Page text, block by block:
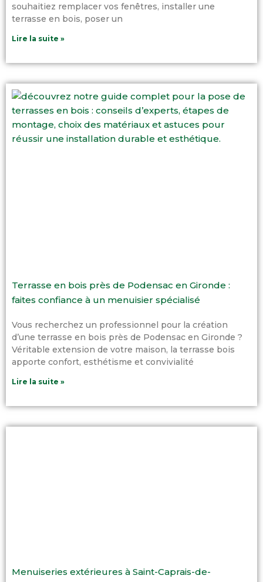
souhaitiez remplacer vos fenêtres, installer une
terrasse en bois, poser un
Lire la suite »
Terrasse en bois près de Podensac en Gironde :
faites confiance à un menuisier spécialisé
Vous recherchez un professionnel pour la création
d’une terrasse en bois près de Podensac en Gironde ?
Véritable extension de votre maison, la terrasse bois
apporte confort, esthétisme et convivialité
Lire la suite »
Menuiseries extérieures à Saint-Caprais-de-